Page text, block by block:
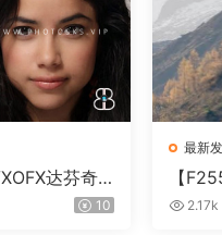
达芬奇
颜插件 Beau
10
最新
【
片视
2.17k